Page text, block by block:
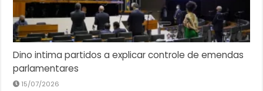
Dino intima partidos a explicar controle de emendas
parlamentares
15/07/2026